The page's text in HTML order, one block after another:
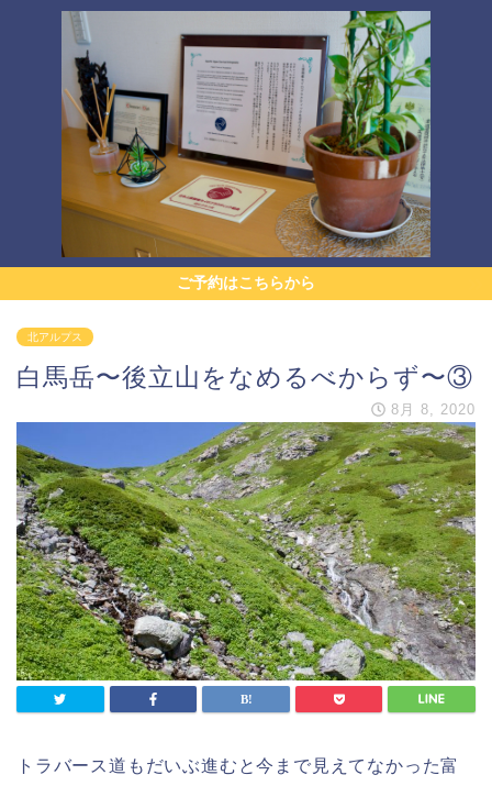
ご予約はこちらから
北アルプス
白馬岳〜後立山をなめるべからず〜③
8月 8, 2020
トラバース道もだいぶ進むと今まで見えてなかった富